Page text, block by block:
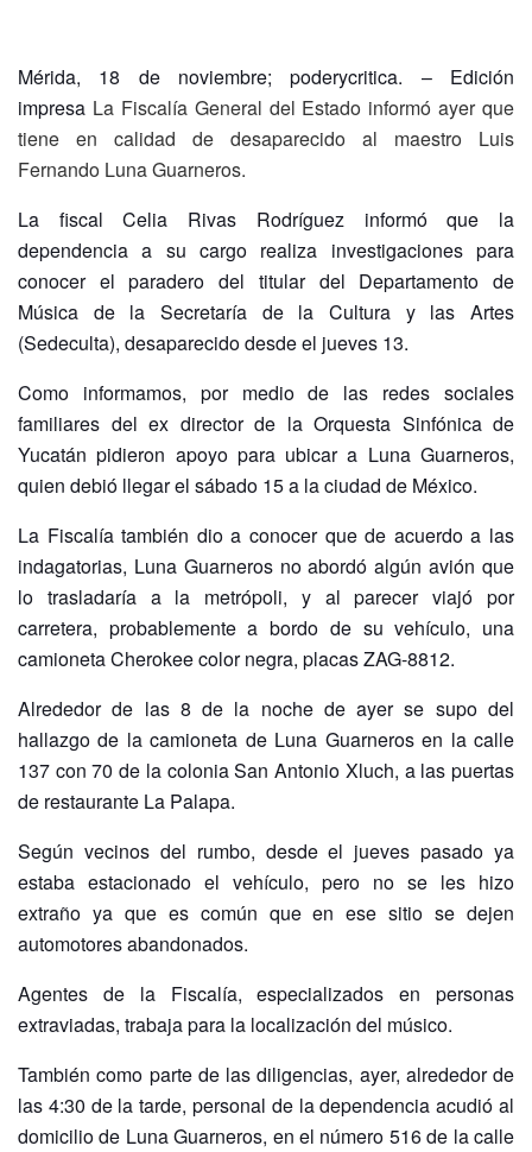
Mérida, 18 de noviembre; poderycritica. – Edición
impresa La Fiscalía General del Estado informó ayer que
tiene en calidad de desaparecido al maestro Luis
Fernando Luna Guarneros.
La fiscal Celia Rivas Rodríguez informó que la
dependencia a su cargo realiza investigaciones para
conocer el paradero del titular del Departamento de
Música de la Secretaría de la Cultura y las Artes
(Sedeculta), desaparecido desde el jueves 13.
Como informamos, por medio de las redes sociales
familiares del ex director de la Orquesta Sinfónica de
Yucatán pidieron apoyo para ubicar a Luna Guarneros,
quien debió llegar el sábado 15 a la ciudad de México.
La Fiscalía también dio a conocer que de acuerdo a las
indagatorias, Luna Guarneros no abordó algún avión que
lo trasladaría a la metrópoli, y al parecer viajó por
carretera, probablemente a bordo de su vehículo, una
camioneta Cherokee color negra, placas ZAG-8812.
Alrededor de las 8 de la noche de ayer se supo del
hallazgo de la camioneta de Luna Guarneros en la calle
137 con 70 de la colonia San Antonio Xluch, a las puertas
de restaurante La Palapa.
Según vecinos del rumbo, desde el jueves pasado ya
estaba estacionado el vehículo, pero no se les hizo
extraño ya que es común que en ese sitio se dejen
automotores abandonados.
Agentes de la Fiscalía, especializados en personas
extraviadas, trabaja para la localización del músico.
También como parte de las diligencias, ayer, alrededor de
las 4:30 de la tarde, personal de la dependencia acudió al
domicilio de Luna Guarneros, en el número 516 de la calle